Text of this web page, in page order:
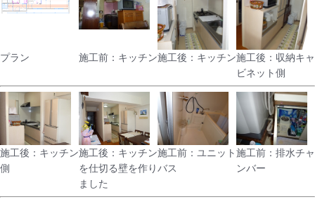
プラン 施工前：キッチン施工後：キッチン施工後：収納キャ
ビネット側
施工後：キッチン
側
施工後：キッチン
を仕切る壁を作り
ました
施工前：ユニット
バス
施工前：排水チャ
ンバー